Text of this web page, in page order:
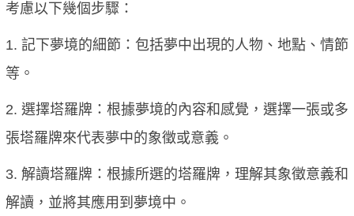
考慮以下幾個步驟：
1. 記下夢境的細節：包括夢中出現的人物、地點、情節
等。
2. 選擇塔羅牌：根據夢境的內容和感覺，選擇一張或多
張塔羅牌來代表夢中的象徵或意義。
3. 解讀塔羅牌：根據所選的塔羅牌，理解其象徵意義和
解讀，並將其應用到夢境中。